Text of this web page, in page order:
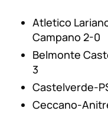
Atletico
Campano 2-0
Belmonte
3
Castelverde-
Ceccano-